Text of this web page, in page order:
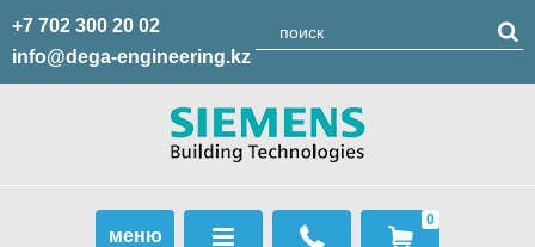
+7 702 300 20 02
info@dega-engineering.kz
меню
0